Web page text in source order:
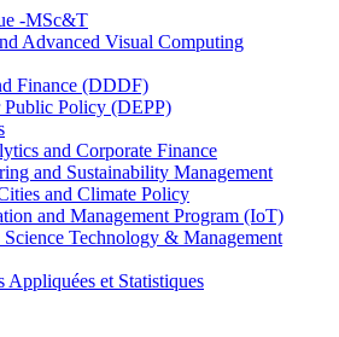
-MSc&T
Advanced Visual Computing
Finance (DDDF)
Policy (DEPP)
and Corporate Finance
and Sustainability Management
and Climate Policy
and Management Program (IoT)
Technology & Management
et Statistiques